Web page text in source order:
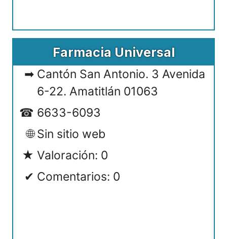
Farmacia Universal
Cantón San Antonio. 3 Avenida
6-22. Amatitlán 01063
6633-6093
Sin sitio web
Valoración: 0
Comentarios: 0